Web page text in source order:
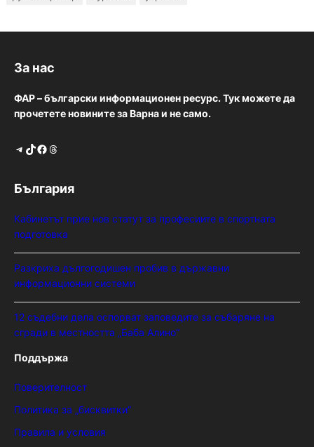
За нас
ФАР – български информационен ресурс. Тук можете да
прочетете новините за Варна и не само.
Telegram TikTok Facebook Threads
България
Кабинетът прие нов статут за професиите в спортната
подготовка
Разкриха дългогодишен пробив в държавни
информационни системи
12 съдебни дела оспорват заповедите за събаряне на
сгради в местността „Баба Алино“
Поддържа
Поверителност
Политика за „бисквитки“
Правила и условия